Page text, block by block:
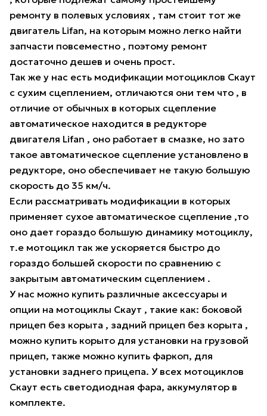
ремонту в полевых условиях , там стоит тот же
двигатель Lifan, на которым можно легко найти
запчасти повсеместно , поэтому ремонт
достаточно дешев и очень прост.
Так же у нас есть модификации мотоциклов Скаут
с сухим сцеплением, отличаются они тем что , в
отличие от обычных в которых сцепление
автоматическое находится в редукторе
двигателя Lifan , оно работает в смазке, но зато
такое автоматическое сцепление установлено в
редукторе, оно обеспечивает не такую большую
скорость до 35 км/ч.
Если рассматривать модификации в которых
применяет сухое автоматическое сцепление ,то
оно дает гораздо большую динамику мотоциклу,
т.е мотоцикл так же ускоряется быстро до
гораздо большей скорости по сравнению с
закрытым автоматическим сцеплением .
У нас можно купить различные аксессуары и
опции на мотоциклы Скаут , такие как: боковой
прицеп без корыта , задний прицеп без корыта ,
можно купить корыто для установки на грузовой
прицеп, также можно купить фаркоп, для
установки заднего прицепа. У всех мотоциклов
Скаут есть светодиодная фара, аккумулятор в
комплекте.